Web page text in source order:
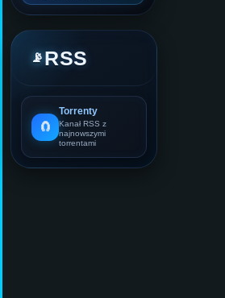
📡RSS
🧲
Torrenty
Kanał RSS z
najnowszymi
torrentami